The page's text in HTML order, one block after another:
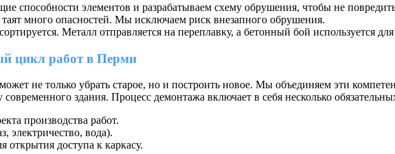
способности элементов и разрабатываем схему обрушения, чтобы не
много опасностей. Мы исключаем риск внезапного обрушения.
Металл отправляется на переплавку, а бетонный бой используется
цикл работ в Перми
не только убрать старое, но и построить новое. Мы объединяем эти
здания. Процесс демонтажа включает в себя несколько
производства работ.
электричество, вода).
открытия доступа к каркасу.